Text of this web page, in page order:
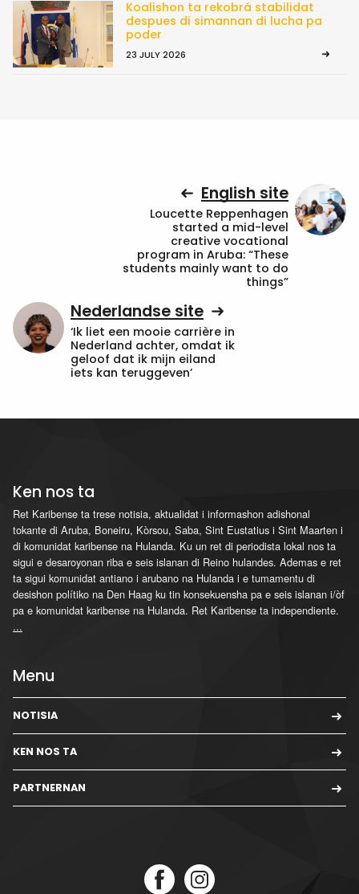
Koalishon ta rekobrá stabilidat
despues di simannan di lucha pa
poder
23 JULY 2026
English site
Loucette Reppenhagen
started a mid-level
creative vocational
program in Aruba: “These
students mainly want to do
things”
Nederlandse site
‘Ik liet een mooie carrière in
Nederland achter, omdat ik
geloof dat ik mijn eiland
iets kan teruggeven’
Ken nos ta
Ret Karibense ta trese notisia, aktualidat i informashon adishonal
tokante di Aruba, Boneiru, Kòrsou, Saba, Sint Eustatius i Sint Maarten i
di komunidat karibense na Hulanda. Ku un ret di periodista lokal nos ta
sigui e desaroyonan riba e seis islanan di Reino hulandes. Ademas e ret
ta sigui komunidat antiano i arubano na Hulanda i e tumamentu di
desishon polítiko na Den Haag ku tin konsekuensha pa e seis islanan i/òf
pa e komunidat karibense na Hulanda. Ret Karibense ta independiente.
...
Menu
NOTISIA
KEN NOS TA
PARTNERNAN